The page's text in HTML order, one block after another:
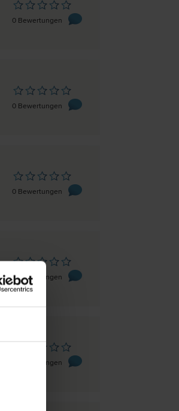
0 Bewertungen
0 Bewertungen
0 Bewertungen
0 Bewertungen
0 Bewertungen